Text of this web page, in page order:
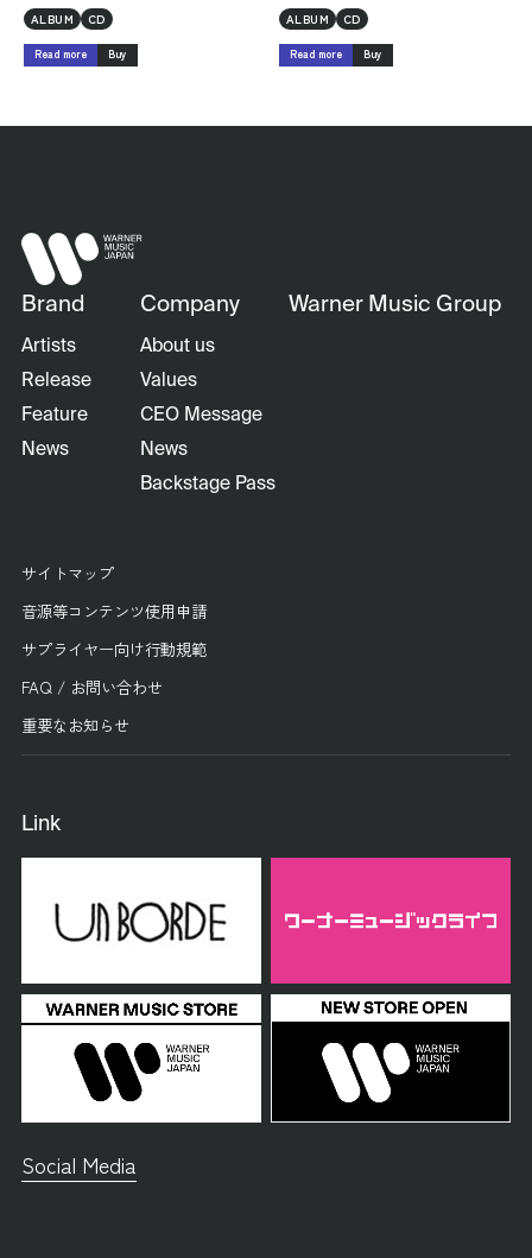
ALBUM
CD
Read more Buy
ALBUM
CD
Read more Buy
Brand
Artists
Release
Feature
News
Company
About us
Values
CEO Message
News
Backstage Pass
Warner Music Group
サイトマップ
音源等コンテンツ使用申請
サプライヤー向け行動規範
FAQ / お問い合わせ
重要なお知らせ
Link
Social Media